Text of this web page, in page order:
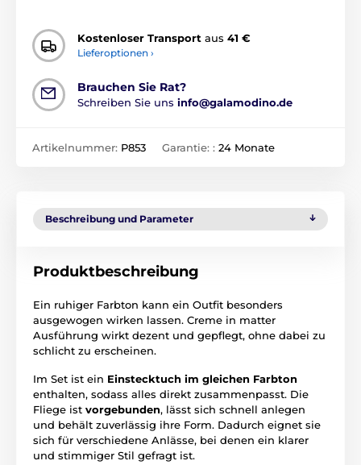
Kostenloser Transport aus 41 €
Lieferoptionen ›
Brauchen Sie Rat?
Schreiben Sie uns info@galamodino.de
Artikelnummer: P853 Garantie: : 24 Monate
Beschreibung und Parameter
Produktbeschreibung
Ein ruhiger Farbton kann ein Outfit besonders
ausgewogen wirken lassen. Creme in matter
Ausführung wirkt dezent und gepflegt, ohne dabei zu
schlicht zu erscheinen.
Im Set ist ein Einstecktuch im gleichen Farbton
enthalten, sodass alles direkt zusammenpasst. Die
Fliege ist vorgebunden, lässt sich schnell anlegen
und behält zuverlässig ihre Form. Dadurch eignet sie
sich für verschiedene Anlässe, bei denen ein klarer
und stimmiger Stil gefragt ist.